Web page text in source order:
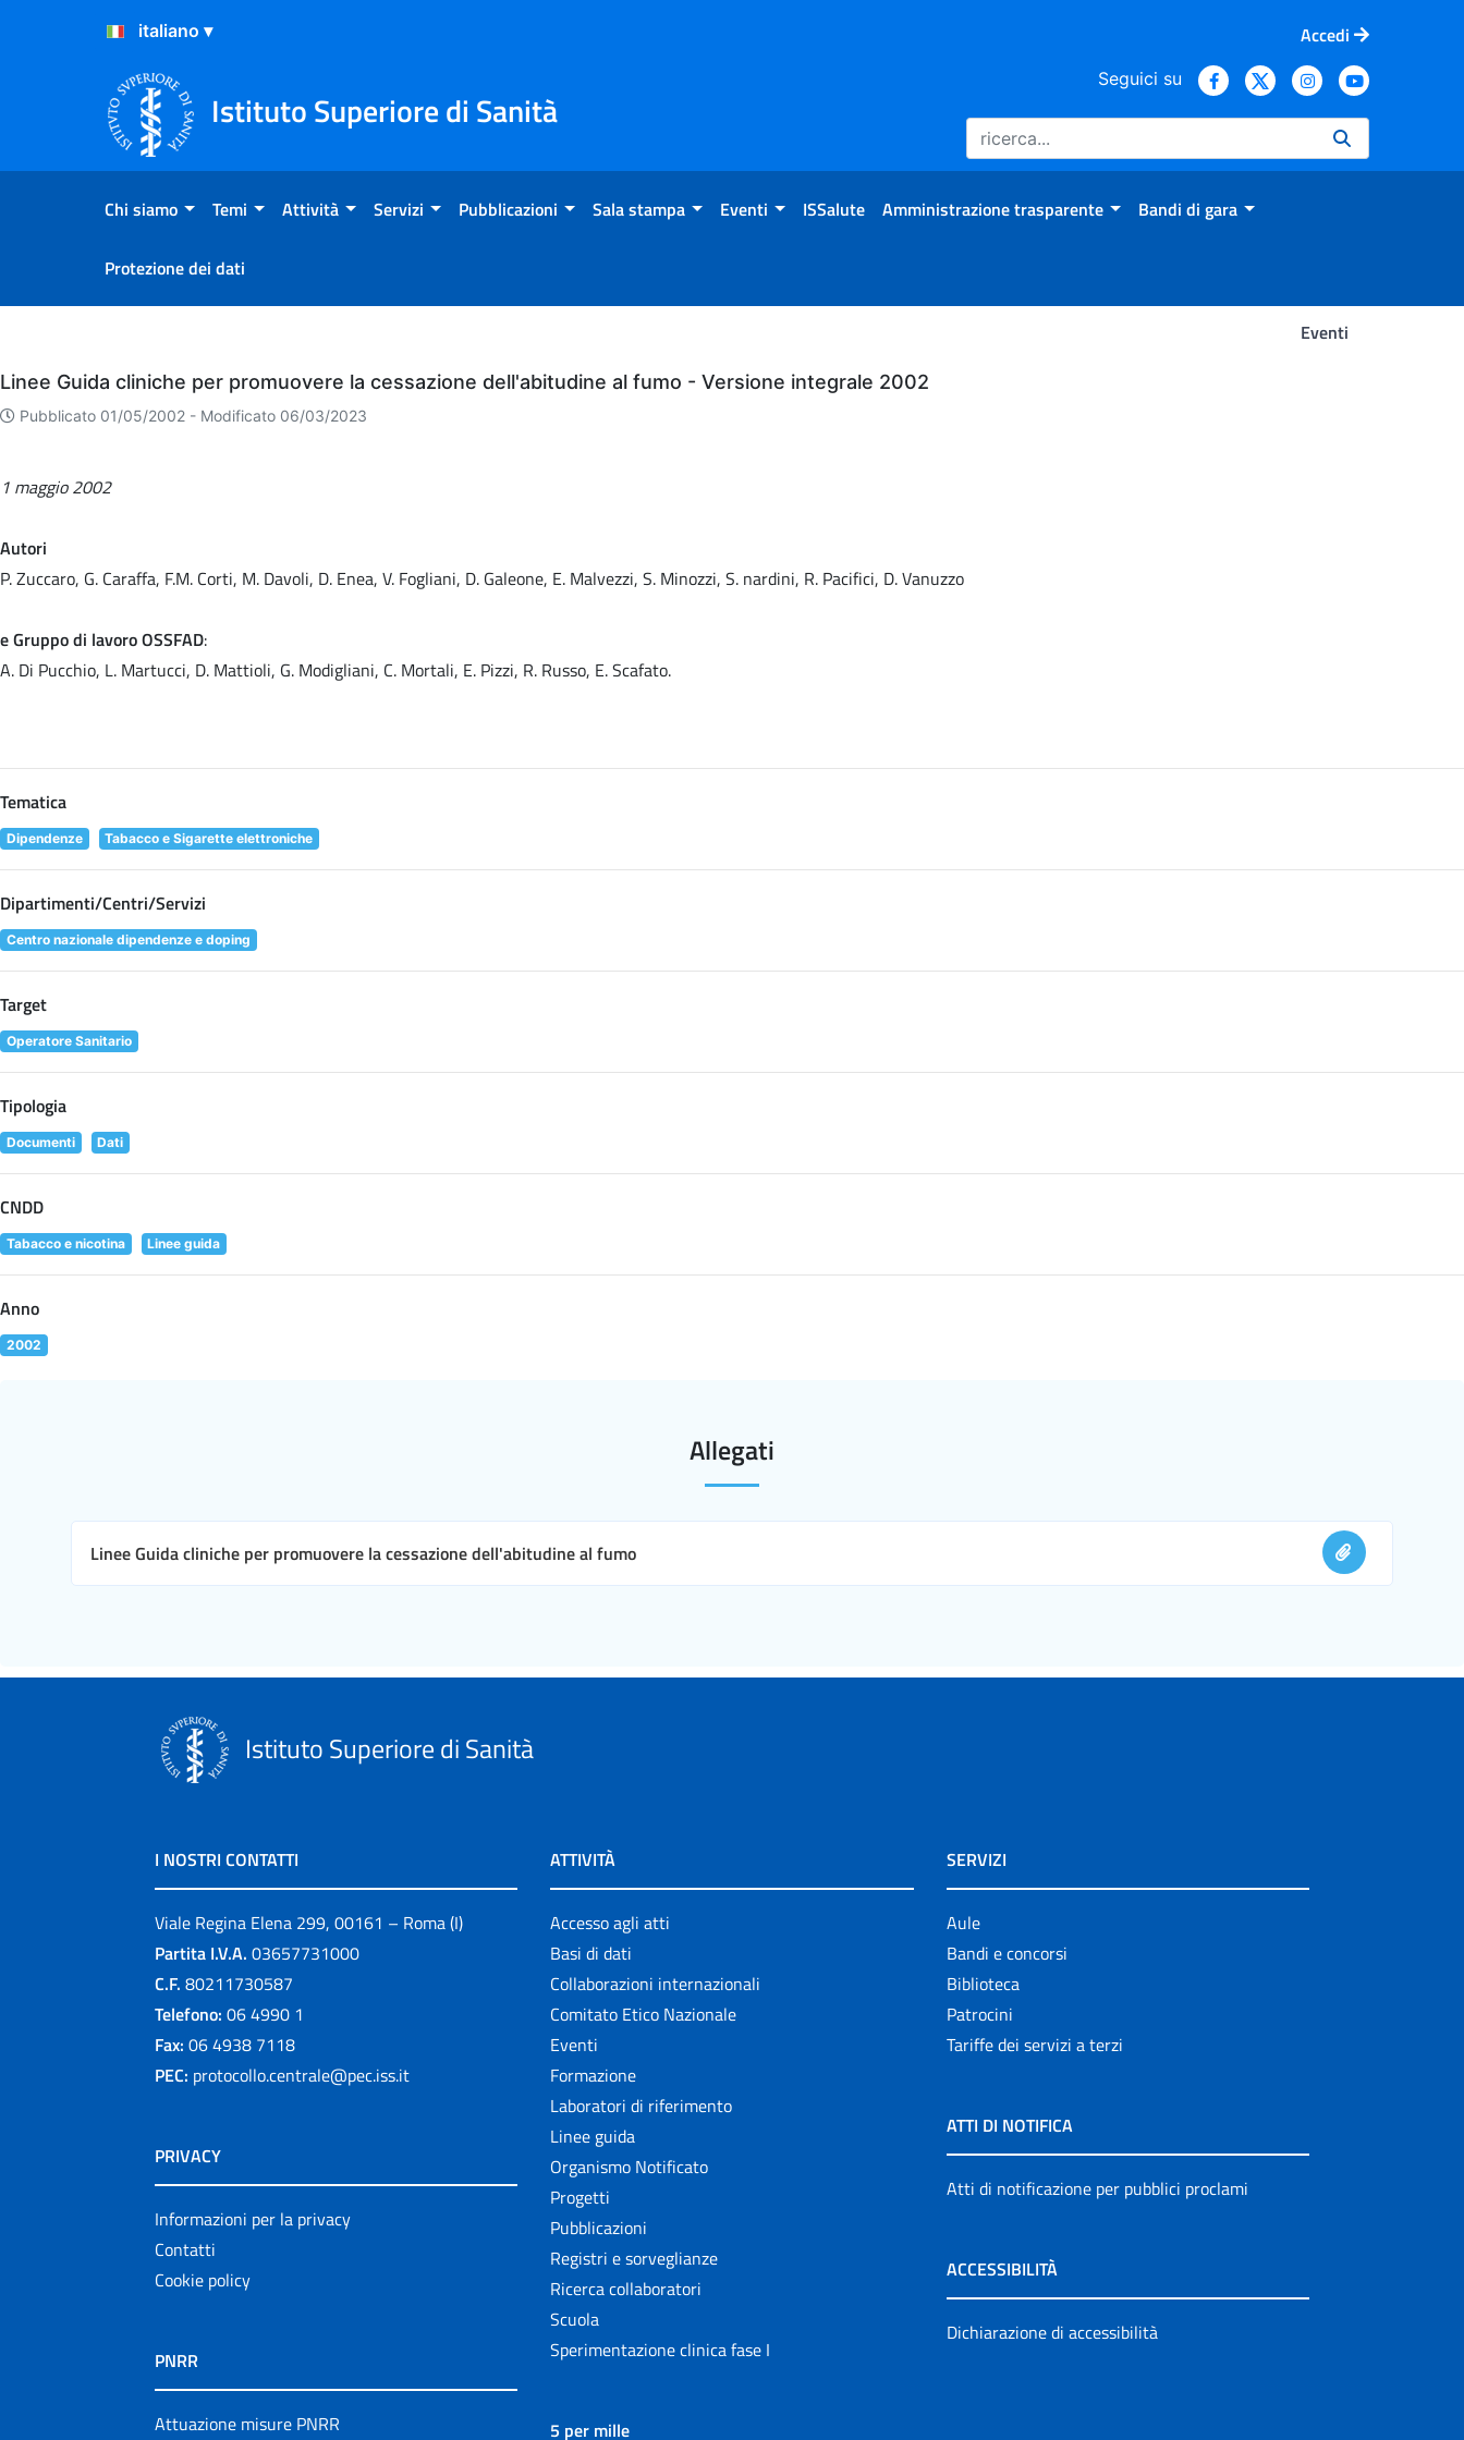
Salta al Contenuto
Salta al Footer
Accedi
Istituto Superiore di Sanità
Seguici su
Chi siamo Temi Attività Servizi Pubblicazioni Sala stampa Eventi ISSalute Amministrazione trasparente Bandi di gara
Protezione dei dati
Eventi
Eventi
Linee Guida cliniche per promuovere la cessazione dell'abitudine al fumo - Versione integrale 2002
Pubblicato 01/05/2002 - Modificato 06/03/2023
1 maggio 2002
Autori
P. Zuccaro, G. Caraffa, F.M. Corti, M. Davoli, D. Enea, V. Fogliani, D. Galeone, E. Malvezzi, S. Minozzi, S. nardini, R. Pacifici, D. Vanuzzo
e Gruppo di lavoro OSSFAD:
A. Di Pucchio, L. Martucci, D. Mattioli, G. Modigliani, C. Mortali, E. Pizzi, R. Russo, E. Scafato.
Tematica
Dipendenze Tabacco e Sigarette elettroniche
Dipartimenti/Centri/Servizi
Centro nazionale dipendenze e doping
Target
Operatore Sanitario
Tipologia
Documenti Dati
CNDD
Tabacco e nicotina Linee guida
Anno
2002
Allegati
Linee Guida cliniche per promuovere la cessazione dell'abitudine al fumo
Istituto Superiore di Sanità
I NOSTRI CONTATTI
Viale Regina Elena 299, 00161 – Roma (I)
Partita I.V.A. 03657731000
C.F. 80211730587
Telefono: 06 4990 1
Fax: 06 4938 7118
PEC: protocollo.centrale@pec.iss.it
PRIVACY
Informazioni per la privacy
Contatti
Cookie policy
PNRR
Attuazione misure PNRR
ATTIVITÀ
Accesso agli atti
Basi di dati
Collaborazioni internazionali
Comitato Etico Nazionale
Eventi
Formazione
Laboratori di riferimento
Linee guida
Organismo Notificato
Progetti
Pubblicazioni
Registri e sorveglianze
Ricerca collaboratori
Scuola
Sperimentazione clinica fase I
5 per mille
SERVIZI
Aule
Bandi e concorsi
Biblioteca
Patrocini
Tariffe dei servizi a terzi
ATTI DI NOTIFICA
Atti di notificazione per pubblici proclami
ACCESSIBILITÀ
Dichiarazione di accessibilità